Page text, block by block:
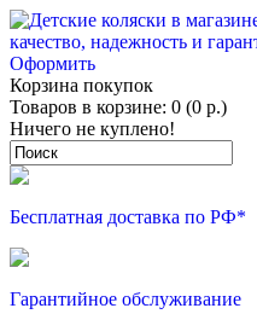
Оформить
Корзина покупок
Товаров в корзине: 0 (0 р.)
Ничего не куплено!
Бесплатная доставка по РФ*
Гарантийное обслуживание